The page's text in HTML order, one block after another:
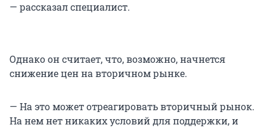
— рассказал специалист.
Однако он считает, что, возможно, начнется
снижение цен на вторичном рынке.
— На это может отреагировать вторичный рынок.
На нем нет никаких условий для поддержки, и